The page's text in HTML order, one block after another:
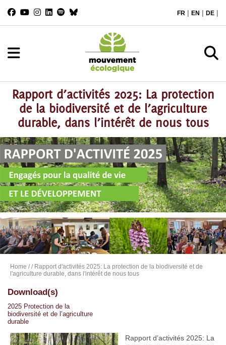
FR | EN | DE |
Rapport d’activités 2025: La protection
de la biodiversité et de l’agriculture
durable, dans l’intérêt de nous tous
Home // Rapport d'activités 2025: La protection de la biodiversité et de
l'agriculture durable, dans l'intérêt de nous tous
Download(s)
2025 Protection de la
biodiversité et de l’agriculture
durable
Rapport d’activités 2025: La